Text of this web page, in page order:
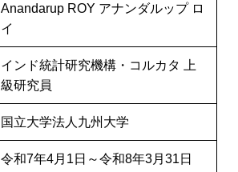
Anandarup ROY アナンダルップ ロ
イ
インド統計研究機構・コルカタ 上
級研究員
国立大学法人九州大学
令和7年4月1日～令和8年3月31日